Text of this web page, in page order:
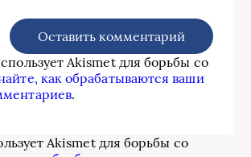
Akismet для борьбы со
как обрабатываются ваши
.
Akismet для борьбы со